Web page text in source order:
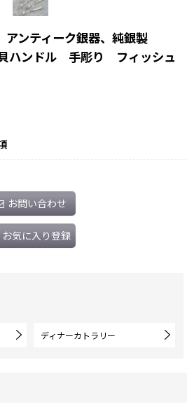
アンティーク銀器、純銀製
ハンドル 手彫り フィッシュ
お問い合わせ
お気に入り登録
ディナーカトラリー